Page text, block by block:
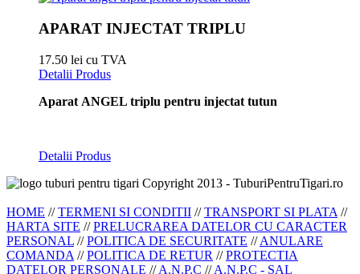
APARAT INJECTAT TRIPLU
17.50 lei cu TVA
Detalii Produs
Aparat ANGEL triplu pentru injectat tutun
Detalii Produs
Copyright 2013 - TuburiPentruTigari.ro
HOME //TERMENI SI CONDITII //TRANSPORT SI PLATA //
HARTA SITE //PRELUCRAREA DATELOR CU CARACTER
PERSONAL //POLITICA DE SECURITATE //ANULARE
COMANDA //POLITICA DE RETUR //PROTECTIA
DATELOR PERSONALE //A.N.P.C //A.N.P.C - SAL